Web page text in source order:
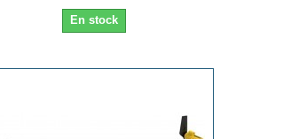
En stock